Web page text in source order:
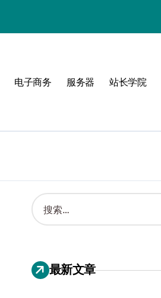
电子商务 服务器 站长学院
搜
索
：
最新文章